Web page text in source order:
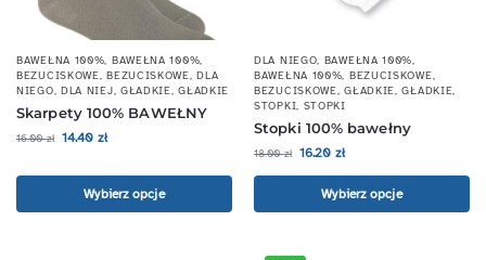
BAWEŁNA 100%, BAWEŁNA 100%,
BEZUCISKOWE,BEZUCISKOWE,DLA
NIEGO, DLA NIEJ, GŁADKIE,GŁADKIE
Skarpety 100% BAWEŁNY
16.00zł 14.40 zł
Wybierz opcje
DLA NIEGO, BAWEŁNA 100%,
BAWEŁNA 100%, BEZUCISKOWE,
BEZUCISKOWE,GŁADKIE,GŁADKIE,
STOPKI, STOPKI
Stopki 100% bawełny
18.00zł 16.20 zł
Wybierz opcje